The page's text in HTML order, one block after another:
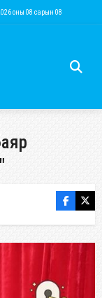
KRW 2.52 USD 3,593.93
оны 08 сарын 08